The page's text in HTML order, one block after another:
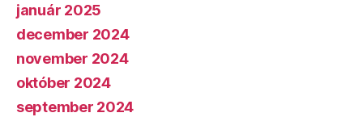
január 2025
december 2024
november 2024
október 2024
september 2024